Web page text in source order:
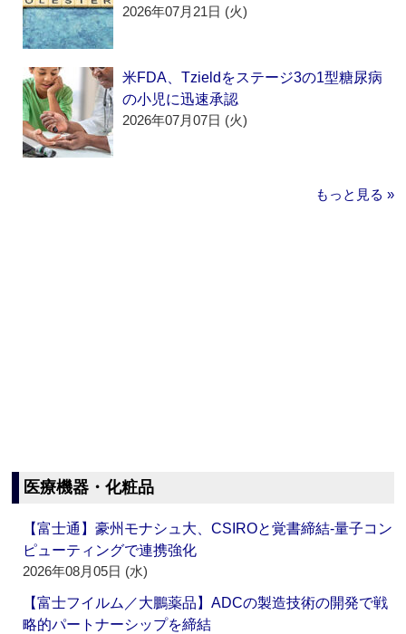
2026年07月21日 (火)
米FDA、Tzieldをステージ3の1型糖尿病
の小児に迅速承認
2026年07月07日 (火)
もっと見る »
医療機器・化粧品
【富士通】豪州モナシュ大、CSIROと覚書締結‐量子コン
ピューティングで連携強化
2026年08月05日 (水)
【富士フイルム／大鵬薬品】ADCの製造技術の開発で戦
略的パートナーシップを締結